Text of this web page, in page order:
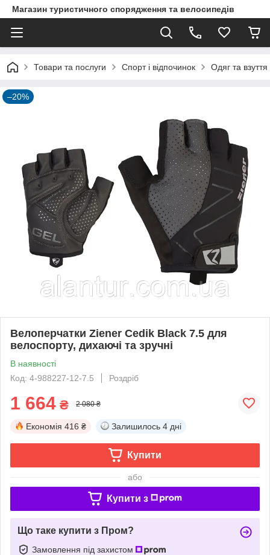
Магазин туристичного спорядження та велосипедів
Товари та послуги Спорт і відпочинок Одяг та
–20%
Велоперчатки Ziener Cedik Black 7.5 для
велоспорту, дихаючі та зручні
В наявності
Код: 4-988227-12-7.5
Роздріб
1 664 ₴ 2 080 ₴
Економія 416 ₴ Залишилось 4 дні
Купити
або
Купити з
Що таке купити з Пром?
Замовлення під захистом